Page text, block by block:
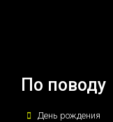
По поводу
День рождения